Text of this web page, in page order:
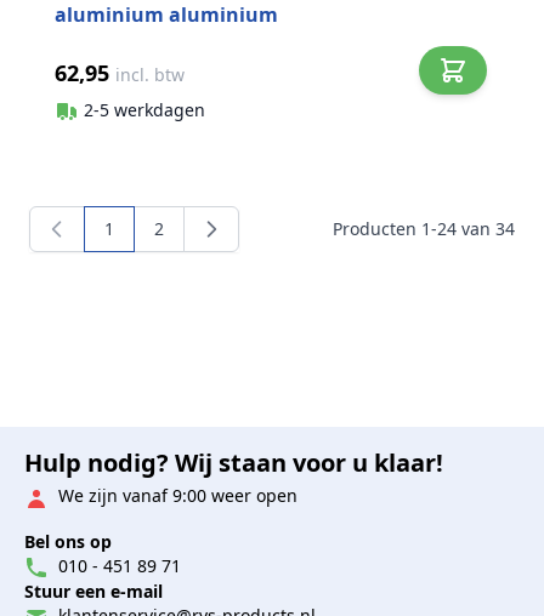
aluminium aluminium
62,95 incl. btw
2-5 werkdagen
Producten 1-24 van 34
U lees momenteel pagina
1 Pagina
2
Hulp nodig? Wij staan voor u klaar!
We zijn vanaf 9:00 weer open
Bel ons op
010 - 451 89 71
Stuur een e-mail